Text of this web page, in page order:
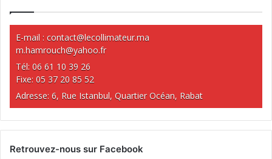
E-mail : contact@lecollimateur.ma
m.hamrouch@yahoo.fr
Tél: 06 61 10 39 26
Fixe: 05 37 20 85 52
Adresse: 6, Rue Istanbul, Quartier Océan, Rabat
Retrouvez-nous sur Facebook